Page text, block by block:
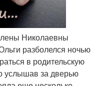
Николаевны
разболелся ночью
в родительскую
услышав за дверью